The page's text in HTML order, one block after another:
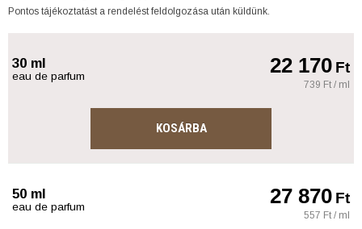
Pontos tájékoztatást a rendelést feldolgozása után küldünk.
30 ml
eau de parfum 22 170Ft
739 Ft / ml
KOSÁRBA
50 ml
eau de parfum 27 870Ft
557 Ft / ml